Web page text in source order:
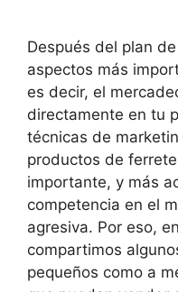
Después del plan
aspectos más
es decir, el
directamente en tu
técnicas de
productos de
importante, y más
competencia en el
agresiva. Por eso,
compartimos
pequeños como a